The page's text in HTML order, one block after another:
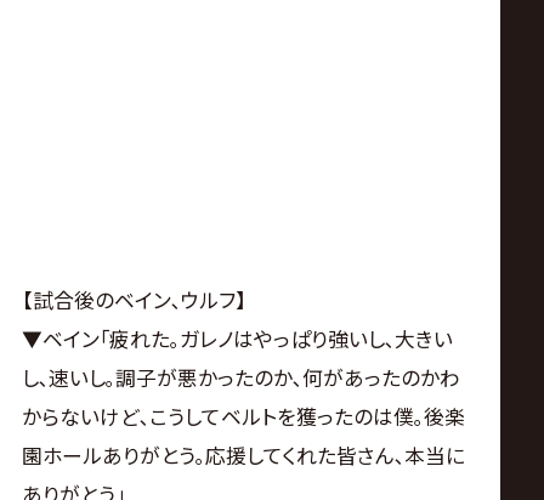
【試合後のベイン､ウルフ】
▼ベイン｢疲れた｡ガレノはやっぱり強いし､大きい
し､速いし｡調子が悪かったのか､何があったのかわ
からないけど､こうしてベルトを獲ったのは僕｡後楽
園ホールありがとう｡応援してくれた皆さん､本当に